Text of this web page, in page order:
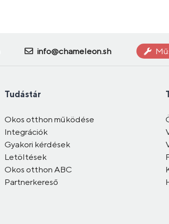
info@chameleon.sh
Tudástár
Okos otthon működése
Integrációk
Gyakori kérdések
Letöltések
Okos otthon ABC
Partnerkereső